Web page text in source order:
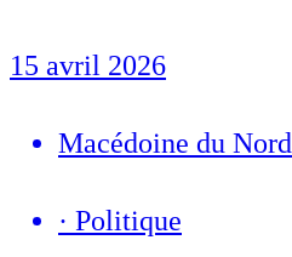
15 avril 2026
Macédoine du Nord
· Politique